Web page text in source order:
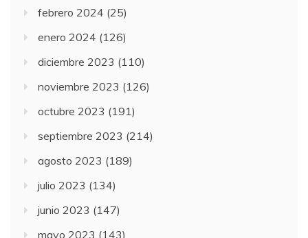
febrero 2024 (25)
enero 2024 (126)
diciembre 2023 (110)
noviembre 2023 (126)
octubre 2023 (191)
septiembre 2023 (214)
agosto 2023 (189)
julio 2023 (134)
junio 2023 (147)
mayo 2023 (143)